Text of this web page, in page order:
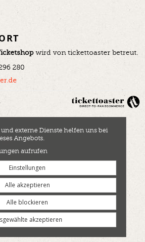
wird von tickettoaster betreut.
280
externe Dienste helfen uns bei
Angebots.
aufrufen
Einstellungen
Alle akzeptieren
Alle blockieren
akzeptieren